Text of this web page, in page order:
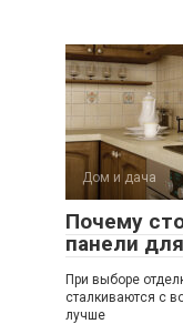
Дом и дача
Почему
панели
При выборе
сталкиваются с
лучше